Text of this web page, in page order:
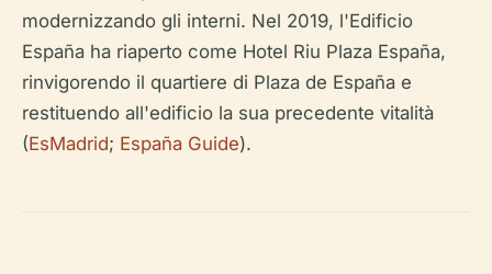
modernizzando gli interni. Nel 2019, l'Edificio
España ha riaperto come Hotel Riu Plaza España,
rinvigorendo il quartiere di Plaza de España e
restituendo all'edificio la sua precedente vitalità
(EsMadrid; España Guide).